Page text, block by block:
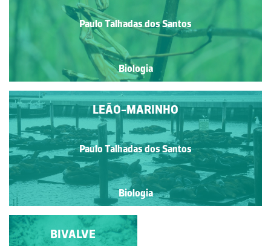
Paulo Talhadas dos Santos
Biologia
LEÃO-MARINHO
Paulo Talhadas dos Santos
Biologia
PEIXE-PALHAÇO
BIVALVE